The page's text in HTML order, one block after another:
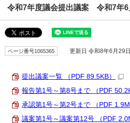
令和7年度議会提出議案 令和7年6
ページ番号1065365 更新日 令和8年6月29日
提出議案一覧 （PDF 89.5KB）
報告第1号～第8号まで （PDF
承認第1号～第2号まで （PDF
議案第1号～議案第12号 （PDF